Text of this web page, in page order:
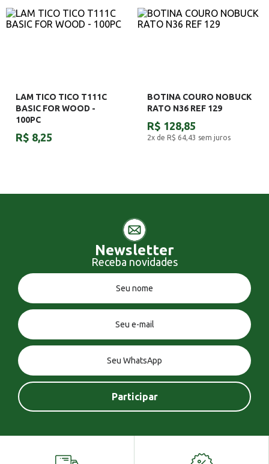
LAM TICO TICO T111C
BASIC FOR WOOD -
100PC
R$ 8,25
BOTINA COURO NOBUCK
RATO N36 REF 129
R$ 128,85
2x de R$ 64,43 sem juros
Newsletter
Receba novidades
Você tem uma mensagem!